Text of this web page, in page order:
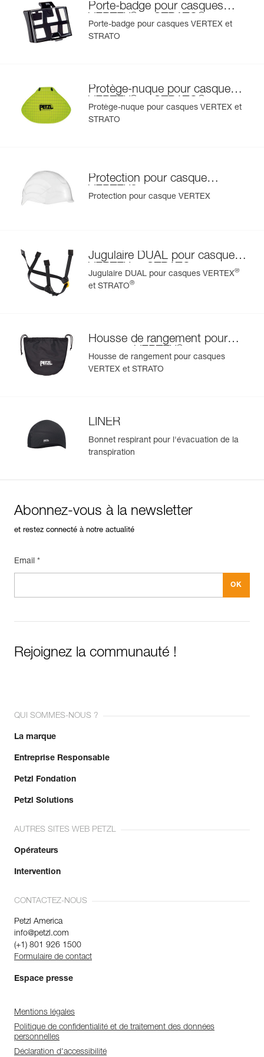
Voir l'historique d'un produit à partir de sa date de
fabrication.
Porte-badge pour casques
VERTEX
et STRATO
Porte-badge pour casques VERTEX et
STRATO
Protège-nuque pour casques
VERTEX
Protège-nuque pour casques VERTEX et
STRATO
Protection pour casque
VERTEX
Protection pour casque VERTEX
Jugulaire DUAL pour casques
VERTEX et STRATO
Jugulaire DUAL pour casques VERTEX®
et STRATO®
Housse de rangement pour
casques VERTEX
STRATO ®
Housse de rangement pour casques
VERTEX et STRATO
LINER
Bonnet respirant pour l'évacuation de la
transpiration
Abonnez-vous à la newsletter
et restez connecté à notre actualité
Email *
Rejoignez la communauté !
QUI SOMMES-NOUS ?
La marque
Entreprise Responsable
Petzl Fondation
Petzl Solutions
AUTRES SITES WEB PETZL
Opérateurs
Intervention
CONTACTEZ-NOUS
Petzl America
info@petzl.com
(+1) 801 926 1500
Formulaire de contact
Espace presse
Mentions légales
Politique de confidentialité et de traitement des données
personnelles
Déclaration d'accessibilité